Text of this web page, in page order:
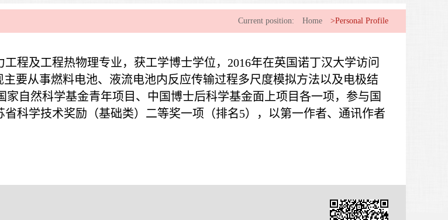
Current position: Home >Personal Profile
程及工程热物理专业，获工学博士学位，2016年在英国诺丁汉大学访问
要从事燃料电池、液流电池内反应传输过程多尺度模拟方法以及电极结
家自然科学基金青年项目、中国博士后科学基金面上项目各一项，参与国
科学技术奖励（基础类）二等奖一项（排名5），以第一作者、通讯作者